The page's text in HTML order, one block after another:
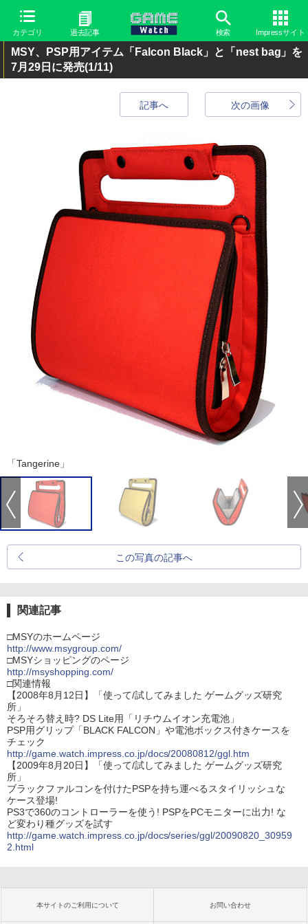
カテゴリ 過去記事 検索 Impressサイト
MSY、PSP用アイテム「Falcon Black」と「nest bag」を
7月29日に発売(1/11)
次の画像
記事へ
「Tangerine」
この写真の記事へ
関連記事
□MSYのホームページ
http://www.msygroup.com/
□MSYショッピングのページ
http://msyshopping.com/
□関連情報
【2008年8月12日】「使って/試してみました ゲームグッズ研究
所」
そろそろ替え時? DS Lite用「リチウムイオン充電池」
PSP用グリップ「BLACK FALCON」や電池ボックス付きケースを
チェック
http://game.watch.impress.co.jp/docs/20080812/ggl.htm
【2009年8月20日】「使って/試してみました ゲームグッズ研究
所」
ブラックファルコンを付けたPSPを持ち運べるスタイリッシュな
ケース登場!
PS3で360のコントローラーを使う! PSPをPCモニターに出力! な
ど変わり種グッズを試す
http://game.watch.impress.co.jp/docs/series/ggl/20090820_30959
2.html
本サイトのご利用について お問い合わせ